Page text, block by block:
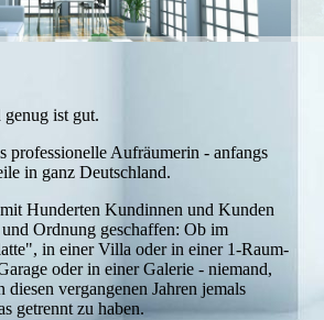
genug ist gut.
professionelle Aufräumerin - anfangs
in ganz Deutschland.
Hunderten Kundinnen und Kunden
Ordnung geschaffen: Ob im
in einer Villa oder in einer 1-Raum-
oder in einer Galerie - niemand,
vergangenen Jahren jemals
getrennt zu haben.